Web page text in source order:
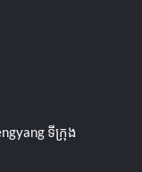
ទីក្រុង